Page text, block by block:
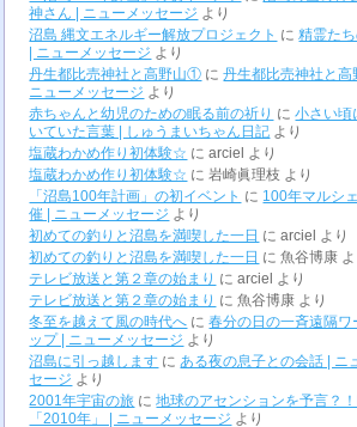
神さん | ニューメッセージ より
沼島 縄文エネルギー解放プロジェクト に精霊た
| ニューメッセージ より
丹生都比売神社と高野山① に丹生都比売神社と高
ニューメッセージ より
赤ちゃんと幼児のための眠る前の祈り に小さい頃
いていた言葉 | しゅうまいちゃん日記 より
塩蔵わかめ作り初体験☆ にarciel
より
塩蔵わかめ作り初体験☆ に岩崎眞理枝 より
「沼島100年計画」の初イベント に 100年マルシ
催 | ニューメッセージ より
初めての釣りと沼島を満喫した一日 にarciel
より
初めての釣りと沼島を満喫した一日 に魚谷博康
テレビ放送と第２章の始まり にarciel
より
テレビ放送と第２章の始まり に魚谷博康 より
冬至を越えて風の時代へ に春分の日の一斉遠隔ワ
ップ | ニューメッセージ より
沼島に引っ越します に ある夜の息子との会話 | ニ
セージ より
2001年宇宙の旅 に地球のアセンションを予言？
「2010年」 | ニューメッセージ より